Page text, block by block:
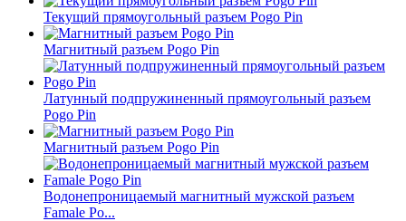
Текущий прямоугольный разъем Pogo Pin
Магнитный разъем Pogo Pin
Латунный подпружиненный прямоугольный разъем
Pogo Pin
Магнитный разъем Pogo Pin
Водонепроницаемый магнитный мужской разъем
Famale Po...